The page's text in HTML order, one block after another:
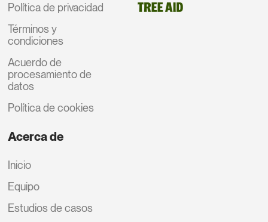
Política de privacidad
Términos y
condiciones
Acuerdo de
procesamiento de
datos
Política de cookies
Acerca de
Inicio
Equipo
Estudios de casos